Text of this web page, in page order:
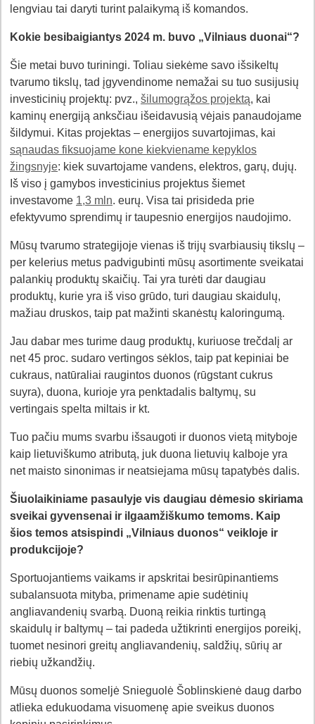
lengviau tai daryti turint palaikymą iš komandos.
Kokie besibaigiantys 2024 m. buvo „Vilniaus duonai“?
Šie metai buvo turiningi. Toliau siekėme savo išsikeltų
tvarumo tikslų, tad įgyvendinome nemažai su tuo susijusių
investicinių projektų: pvz., šilumogrąžos projektą, kai
kaminų energiją anksčiau išeidavusią vėjais panaudojame
šildymui. Kitas projektas – energijos suvartojimas, kai
sąnaudas fiksuojame kone kiekviename kepyklos
žingsnyje: kiek suvartojame vandens, elektros, garų, dujų.
Iš viso į gamybos investicinius projektus šiemet
investavome 1,3 mln. eurų. Visa tai prisideda prie
efektyvumo sprendimų ir taupesnio energijos naudojimo.
Mūsų tvarumo strategijoje vienas iš trijų svarbiausių tikslų –
per kelerius metus padvigubinti mūsų asortimente sveikatai
palankių produktų skaičių. Tai yra turėti dar daugiau
produktų, kurie yra iš viso grūdo, turi daugiau skaidulų,
mažiau druskos, taip pat mažinti skanėstų kaloringumą.
Jau dabar mes turime daug produktų, kuriuose trečdalį ar
net 45 proc. sudaro vertingos sėklos, taip pat kepiniai be
cukraus, natūraliai raugintos duonos (rūgstant cukrus
suyra), duona, kurioje yra penktadalis baltymų, su
vertingais spelta miltais ir kt.
Tuo pačiu mums svarbu išsaugoti ir duonos vietą mityboje
kaip lietuviškumo atributą, juk duona lietuvių kalboje yra
net maisto sinonimas ir neatsiejama mūsų tapatybės dalis.
Šiuolaikiniame pasaulyje vis daugiau dėmesio skiriama
sveikai gyvensenai ir ilgaamžiškumo temoms. Kaip
šios temos atsispindi „Vilniaus duonos“ veikloje ir
produkcijoje?
Sportuojantiems vaikams ir apskritai besirūpinantiems
subalansuota mityba, primename apie sudėtinių
angliavandenių svarbą. Duoną reikia rinktis turtingą
skaidulų ir baltymų – tai padeda užtikrinti energijos poreikį,
tuomet nesinori greitų angliavandenių, saldžių, sūrių ar
riebių užkandžių.
Mūsų duonos someljė Snieguolė Šoblinskienė daug darbo
atlieka edukuodama visuomenę apie sveikus duonos